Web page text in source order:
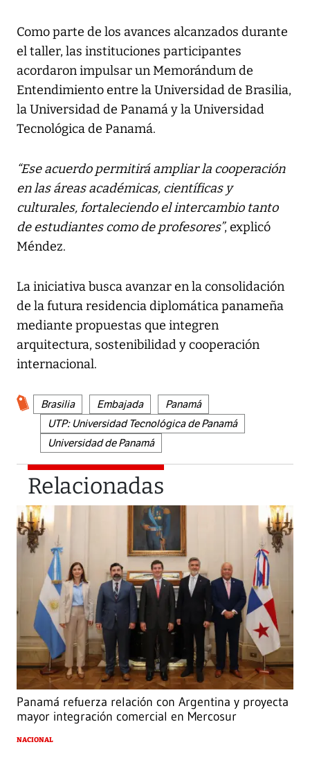
Como parte de los avances alcanzados durante
el taller, las instituciones participantes
acordaron impulsar un Memorándum de
Entendimiento entre la Universidad de Brasilia,
la Universidad de Panamá y la Universidad
Tecnológica de Panamá.
“Ese acuerdo permitirá ampliar la cooperación
en las áreas académicas, científicas y
culturales, fortaleciendo el intercambio tanto
de estudiantes como de profesores”, explicó
Méndez.
La iniciativa busca avanzar en la consolidación
de la futura residencia diplomática panameña
mediante propuestas que integren
arquitectura, sostenibilidad y cooperación
internacional.
Brasilia Embajada
Panamá
UTP: Universidad Tecnológica de Panamá
​Universidad de Panamá
Relacionadas
Panamá refuerza relación con Argentina y proyecta
mayor integración comercial en Mercosur
NACIONAL